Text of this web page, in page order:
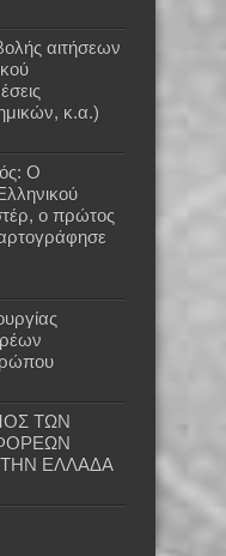
αιτήσεων
κ.α.)
Ο
ο πρώτος
ΤΩΝ
ΕΛΛΑΔΑ